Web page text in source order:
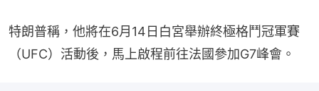
特朗普稱，他將在6月14日白宮舉辦終極格鬥冠軍賽
（UFC）活動後，馬上啟程前往法國參加G7峰會。